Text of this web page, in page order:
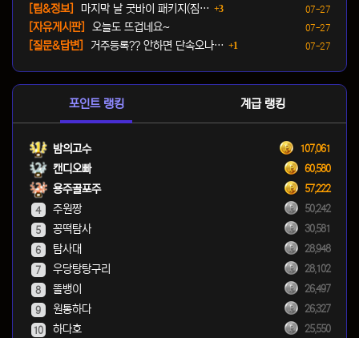
등록일
07-27
[팁&정보] 마지막 날 굿바이 패키지(짐… 3댓글
등록일
07-27
[자유게시판]
오늘도 뜨겁네요~
등록일
07-27
[질문&답변] 거주등록?? 안하면 단속오나… 1
포인트 랭킹 계급 랭킹
밤의고수 107,061
캔디오빠 60,580
용주골포주 57,222
4 주원짱 50,242
5 꽁떡탐사 30,581
6 탐사대 28,948
7 우당탕탕구리 28,102
8 똘뱅이 26,497
9 원통하다 26,327
10 하다호 25,550